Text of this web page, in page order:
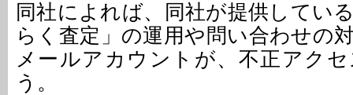
同社によれば、同社が提供してい
らく査定」の運用や問い合わせの
メールアカウントが、不正アク
う。